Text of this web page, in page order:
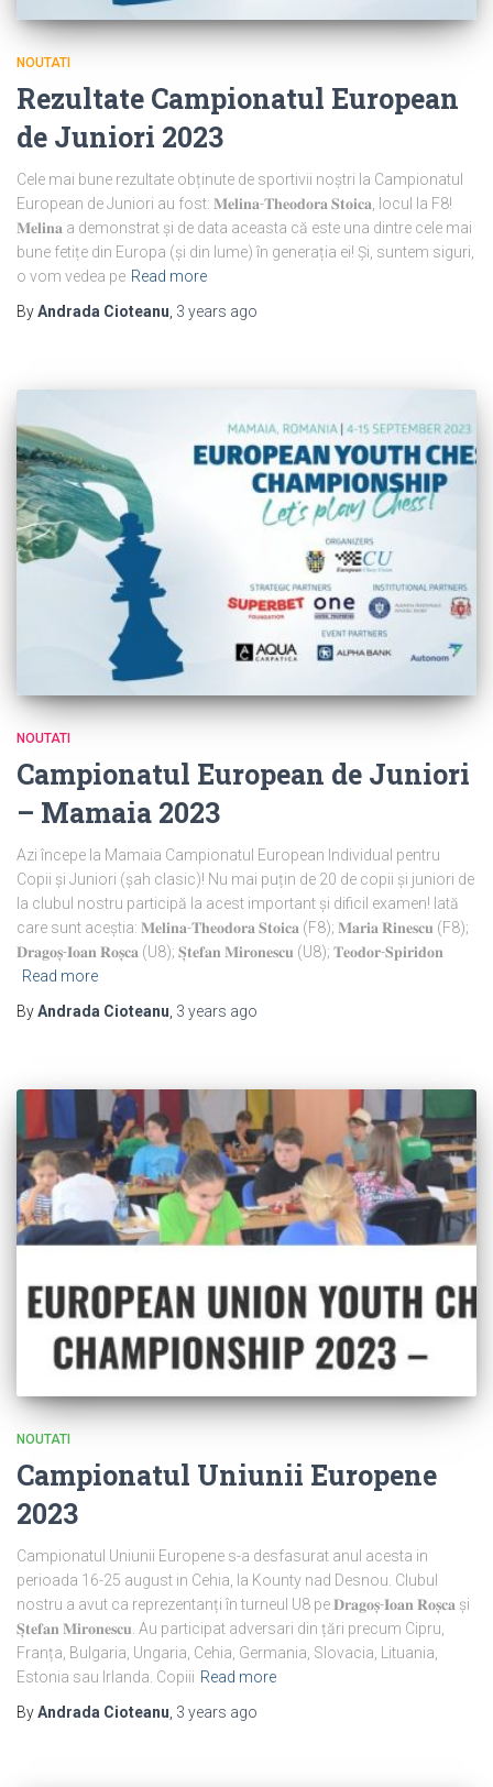
NOUTATI
Rezultate Campionatul European
de Juniori 2023
Cele mai bune rezultate obținute de sportivii noștri la Campionatul
European de Juniori au fost: 𝐌𝐞𝐥𝐢𝐧𝐚-𝐓𝐡𝐞𝐨𝐝𝐨𝐫𝐚 𝐒𝐭𝐨𝐢𝐜𝐚, locul la F8!
𝐌𝐞𝐥𝐢𝐧𝐚 a demonstrat și de data aceasta că este una dintre cele mai
bune fetițe din Europa (și din lume) în generația ei! Și, suntem siguri,
o vom vedea pe Read more
ByAndrada Cioteanu 3 years ago
NOUTATI
Campionatul European de Juniori
– Mamaia 2023
Azi începe la Mamaia Campionatul European Individual pentru
Copii și Juniori (șah clasic)! Nu mai puțin de 20 de copii și juniori de
la clubul nostru participă la acest important și dificil examen! Iată
care sunt aceștia: 𝐌𝐞𝐥𝐢𝐧𝐚-𝐓𝐡𝐞𝐨𝐝𝐨𝐫𝐚 𝐒𝐭𝐨𝐢𝐜𝐚 (F8); 𝐌𝐚𝐫𝐢𝐚 𝐑𝐢𝐧𝐞𝐬𝐜𝐮 (F8);
𝐃𝐫𝐚𝐠𝐨𝐬̦-𝐈𝐨𝐚𝐧 𝐑𝐨𝐬̦𝐜𝐚 (U8); 𝐒̦𝐭𝐞𝐟𝐚𝐧 𝐌𝐢𝐫𝐨𝐧𝐞𝐬𝐜𝐮 (U8); 𝐓𝐞𝐨𝐝𝐨𝐫-𝐒𝐩𝐢𝐫𝐢𝐝𝐨𝐧
Read more
ByAndrada Cioteanu, 3 years ago
NOUTATI
Campionatul Uniunii Europene
2023
Campionatul Uniunii Europene s-a desfasurat anul acesta in
perioada 16-25 august in Cehia, la Kounty nad Desnou. Clubul
nostru a avut ca reprezentanți în turneul U8 pe 𝐃𝐫𝐚𝐠𝐨𝐬̦-𝐈𝐨𝐚𝐧 𝐑𝐨𝐬̦𝐜𝐚 și
𝐒̦𝐭𝐞𝐟𝐚𝐧 𝐌𝐢𝐫𝐨𝐧𝐞𝐬𝐜𝐮. Au participat adversari din țări precum Cipru,
Franța, Bulgaria, Ungaria, Cehia, Germania, Slovacia, Lituania,
Estonia sau Irlanda. Copiii Read more
ByAndrada Cioteanu 3 years ago